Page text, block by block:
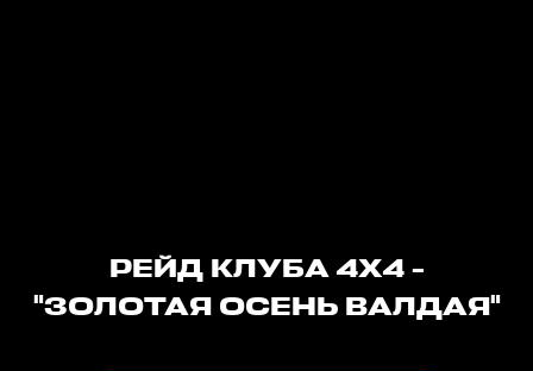
РЕЙД КЛУБА 4Х4 -
"ЗОЛОТАЯ ОСЕНЬ ВАЛДАЯ"